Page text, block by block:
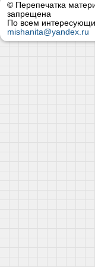
© Перепечатка
запрещена
По всем
mishanita@yandex.ru